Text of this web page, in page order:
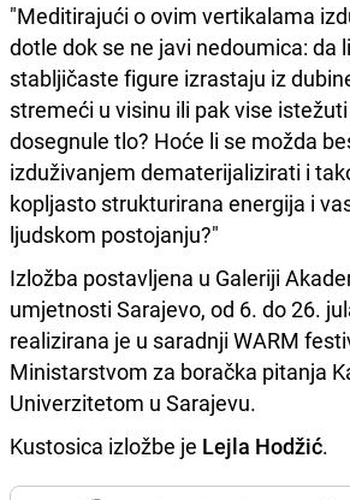
"Meditirajući o ovim vertikalama
dotle dok se ne javi nedoumica: da
stabljičaste figure izrastaju iz
stremeći u visinu ili pak vise
dosegnule tlo? Hoće li se možda
izduživanjem dematerijalizirati i
kopljasto strukturirana energija i
ljudskom postojanju?"
Izložba postavljena u Galeriji
umjetnosti Sarajevo, od 6. do 26.
realizirana je u saradnji WARM
Ministarstvom za boračka pitanja
Univerzitetom u Sarajevu.
Kustosica izložbe je Lejla Hodžić.